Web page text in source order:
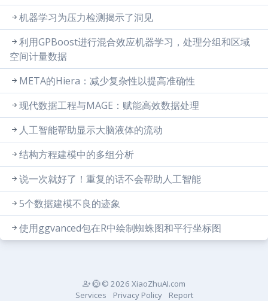
机器学习为压力检测揭示了洞见
利用GPBoost进行混合效应机器学习，处理分组和区域
空间计量数据
META的Hiera：减少复杂性以提高准确性
现代数据工程与MAGE：赋能高效数据处理
人工智能帮助显示大脑液体的流动
结构方程建模中的多组分析
说一次就好了！重复的话不会帮助人工智能
5个数据建模不良的迹象
使用ggvanced包在R中绘制蜘蛛图和平行坐标图
© 2026 XiaoZhuAI.com
Services
Privacy Policy Report